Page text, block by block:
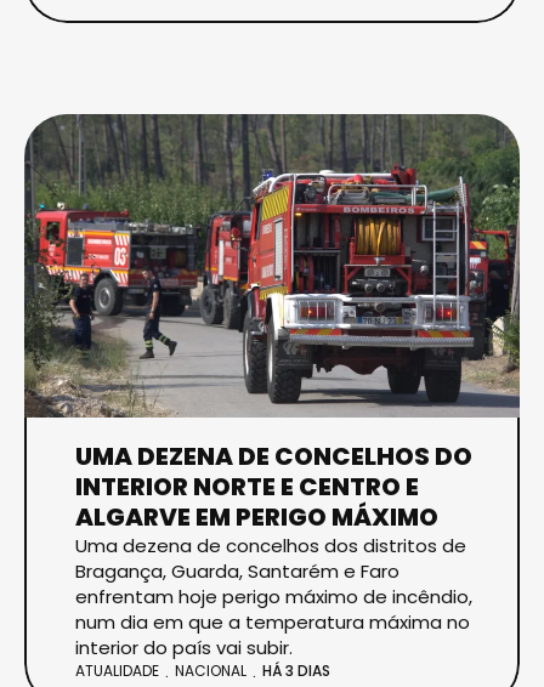
UMA DEZENA DE CONCELHOS DO
INTERIOR NORTE E CENTRO E
ALGARVE EM PERIGO MÁXIMO
Uma dezena de concelhos dos distritos de
Bragança, Guarda, Santarém e Faro
enfrentam hoje perigo máximo de incêndio,
num dia em que a temperatura máxima no
interior do país vai subir.
ATUALIDADE NACIONAL HÁ 3 DIAS